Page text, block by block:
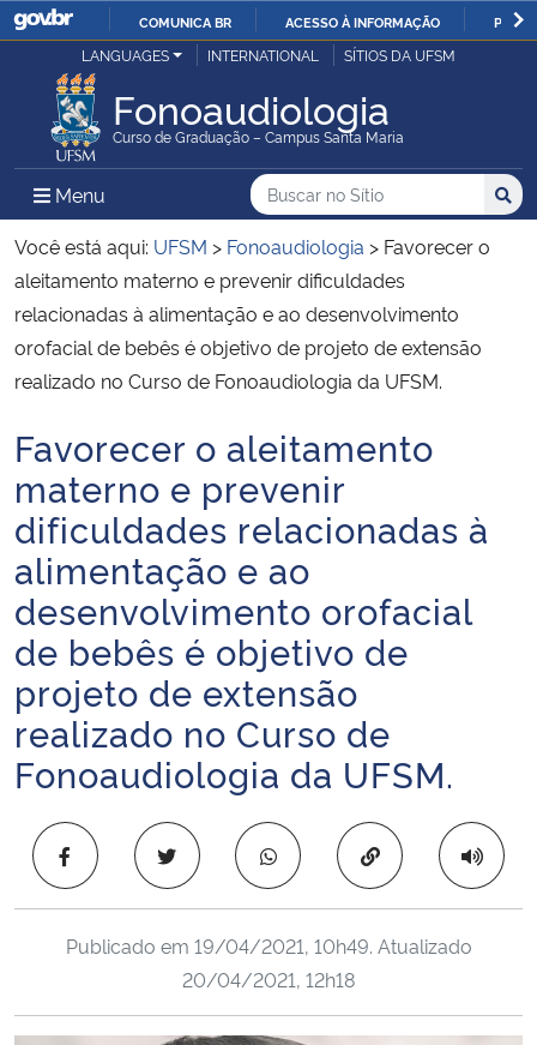
IR
O
COMUNICA BR ACESSO À INFORMAÇÃO
Ministério da Justiça e Segurança Pública
Ministério da Defesa
Ministério das Relações Exteriores
Ministério da Economia
Ministério da Educação
Ministério da Cidadania
Ministério da Saúde
Ministério de Minas e Energia
Ministério da Ciência, Tecnologia, Inovações e Comunicações
Ministério do Turismo
Ministério do Desenvolvimento Regional
LANGUAGES INTERNATIONAL SÍTIOS DA UFSM
Fonoaudiologia
Curso de Graduação – Campus Santa Maria
Menu Menu Principal do Sítio
Busca
Buscar no no Sítio
Busca:
Você está aqui: UFSM > Fonoaudiologia > Favorecer o
aleitamento materno e prevenir dificuldades
relacionadas à alimentação e ao desenvolvimento
orofacial de bebês é objetivo de projeto de extensão
realizado no Curso de Fonoaudiologia da UFSM.
Início do conteúdo
Favorecer o aleitamento
materno e prevenir
dificuldades relacionadas à
alimentação e ao
desenvolvimento orofacial
de bebês é objetivo de
projeto de extensão
realizado no Curso de
Fonoaudiologia da UFSM.
Copiar para área
Publicado em 19/04/2021, 10h49. Atualizado
20/04/2021, 12h18